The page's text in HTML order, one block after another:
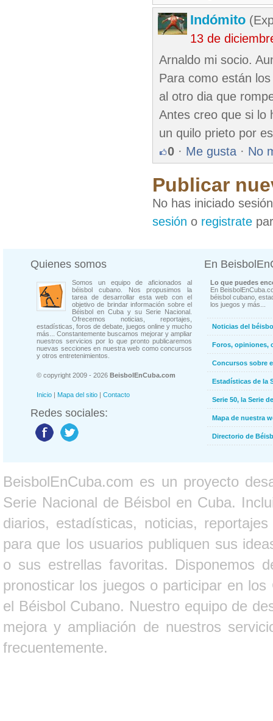
Indómito
13 de
Arnaldo mi socio.
Para como están
al otro dia que
Antes creo que si lo
un quilo prieto por
0 · Me gusta · No
Publicar
No has iniciado
sesión o registrate
Quienes somos
Somos un equipo de aficionados al
béisbol cubano. Nos propusimos la
tarea de desarrollar esta web con el
objetivo de brindar información sobre el
Béisbol en Cuba y su Serie Nacional.
Ofrecemos noticias, reportajes,
estadísticas, foros de debate, juegos online y mucho
más... Constantemente buscamos mejorar y ampliar
nuestros servicios por lo que pronto publicaremos
nuevas secciones en nuestra web como concursos
y otros entretenimientos.
© copyright 2009 - 2026 BeisbolEnCuba.com
Inicio | Mapa del sitio | Contacto
Redes sociales:
En
Lo que puedes
En
béisbol cubano,
los juegos y más...
Noticias del
Foros, opiniones,
Concursos sobre
Estadísticas de la
Serie 50, la Serie
Mapa de nuestra
Directorio de
BeisbolEnCuba.com es un proyecto
Serie Nacional de Béisbol en Cuba.
diarios, estadísticas, noticias,
para que los usuarios publiquen sus
o sus estrellas favoritas. Disponemos
pronosticar los juegos o participar en
el Béisbol Cubano. Nuestro equipo de
mejora y ampliación de nuestros
frecuentemente.